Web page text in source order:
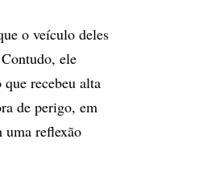
o veículo deles
ele
recebeu alta
de perigo, em
uma reflexão